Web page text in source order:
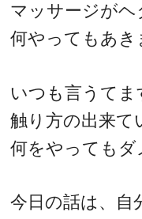
マッサージがヘ
何やってもあき
いつも言うてま
触り方の出来て
何をやってもダ
今日の話は、自